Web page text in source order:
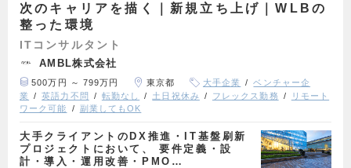
次のキャリアを描く｜新規立ち上げ｜WLBの
整った環境
ITコンサルタント
AMBL株式会社
500万円 ～ 799万円 東京都 大手企業
ベンチャー企
業
英語力不問 転勤なし 土日祝休み フレックス勤務
リモート
ワーク可能
副業してもOK
大手クライアントのDX推進・IT基盤刷新
プロジェクトにおいて、 要件定義・設
計・導入・運用改善・PMO…